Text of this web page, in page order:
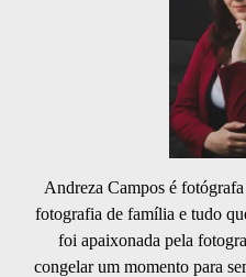
Andreza Campos é
fotografia de família e tudo
foi apaixonada pela
congelar um momento para